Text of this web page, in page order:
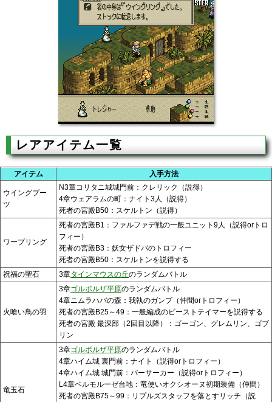
レアアイテム一覧
アイテム 入手方法
ウイングブー
ツ
N3章コリタニ城城門前：クレリック（説得）
4章ウェアラムの町：ナイト3人（説得）
死者の宮殿B50：スケルトン（説得）
ワープリング
死者の宮殿B1：ファルファデ戦の一般ユニット9人（説得orトロ
フィー）
死者の宮殿B3：妖女ザドバのトロフィー
死者の宮殿B50：スケルトンを説得する
祝福の聖石
3章タインマウスの丘のランダムバトル
火喰い鳥の羽
3章ゴルボルザ平原のランダムバトル
4章ニムラハバの森：我執のガンプ（仲間orトロフィー）
死者の宮殿B25～49：一般編成のビーストテイマーを説得する
死者の宮殿 最深部（2回目以降）：ゴーゴン、グレムリン、ゴブ
リン
竜玉石
3章ゴルボルザ平原のランダムバトル
4章ハイム城 裏門前：ナイト（説得orトロフィー）
4章ハイム城 城門前：バーサーカー（説得orトロフィー）
L4章ベルモルーゼ台地：竜使いオクシオーヌ初期装備（仲間）
死者の宮殿B75～99：リプルズスタッフを落とすリッチ（説